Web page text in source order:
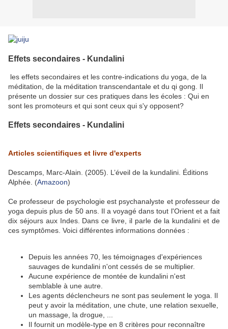
Effets secondaires - Kundalini
les effets secondaires et les contre-indications du yoga, de la
méditation, de la méditation transcendantale et du qi gong. Il
présente un dossier sur ces pratiques dans les écoles : Qui en
sont les promoteurs et qui sont ceux qui s'y opposent?
Effets secondaires - Kundalini
Articles scientifiques et livre d'experts
Descamps, Marc-Alain. (2005). L’éveil de la kundalini. Éditions
Alphée. (Amazoon)
Ce professeur de psychologie est psychanalyste et professeur de
yoga depuis plus de 50 ans. Il a voyagé dans tout l'Orient et a fait
dix séjours aux Indes. Dans ce livre, il parle de la kundalini et de
ces symptômes. Voici différentes informations données :
Depuis les années 70, les témoignages d'expériences
sauvages de kundalini n'ont cessés de se multiplier.
Aucune expérience de montée de kundalini n'est
semblable à une autre.
Les agents déclencheurs ne sont pas seulement le yoga. Il
peut y avoir la méditation, une chute, une relation sexuelle,
un massage, la drogue, ...
Il fournit un modèle-type en 8 critères pour reconnaître